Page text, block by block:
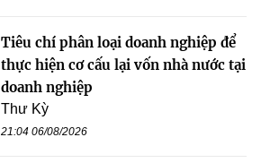
Tiêu chí phân loại doanh nghiệp để
thực hiện cơ cấu lại vốn nhà nước tại
doanh nghiệp
Thư Kỳ
21:04 06/08/2026